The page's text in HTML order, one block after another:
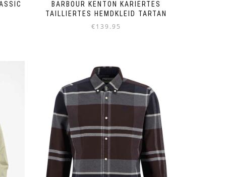
BARBOUR KENTON KARIERTES
TAILLIERTES HEMDKLEID TARTAN
€139.95
mehrere
Varianten
auf.
Die
Optionen
auf
Produktseite
gewählt
werden